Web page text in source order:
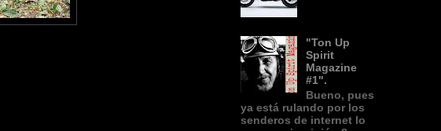
"Ton Up
Spirit
Magazine
#1".
Bueno, pues
ya está rulando por los
senderos de internet lo